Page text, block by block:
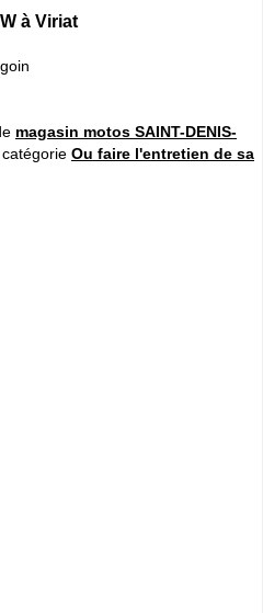
à Viriat
magasin motos SAINT-DENIS-
Ou faire l'entretien de sa